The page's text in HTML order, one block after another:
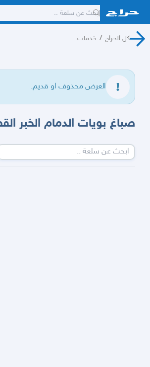
كل الحراج / خدمات
العرض محذوف او قديم.
صباغ بويات الدمام الخبر